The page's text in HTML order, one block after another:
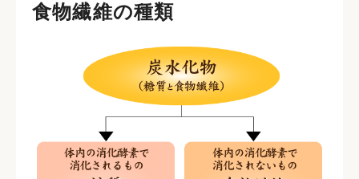
食物繊維の種類